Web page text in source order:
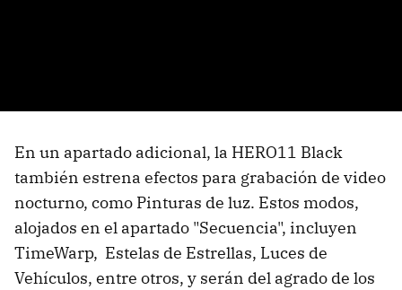
En un apartado adicional, la HERO11 Black
también estrena efectos para grabación de video
nocturno, como Pinturas de luz. Estos modos,
alojados en el apartado "Secuencia", incluyen
TimeWarp, Estelas de Estrellas, Luces de
Vehículos, entre otros, y serán del agrado de los